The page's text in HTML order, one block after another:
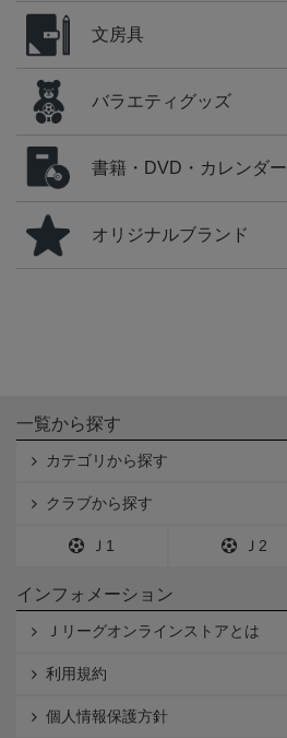
文房具
バラエティグッズ
書籍・DVD・カレンダー
オリジナルブランド
一覧から探す
カテゴリから探す
クラブから探す
Ｊ1 Ｊ2
インフォメーション
Ｊリーグオンラインストアとは
利用規約
個人情報保護方針